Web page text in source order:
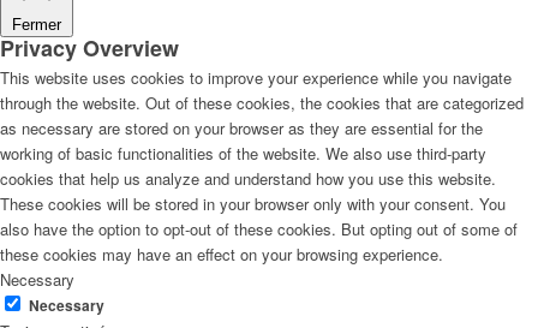
Fermer
Privacy Overview
This website uses cookies to improve your experience while you navigate
through the website. Out of these cookies, the cookies that are categorized
as necessary are stored on your browser as they are essential for the
working of basic functionalities of the website. We also use third-party
cookies that help us analyze and understand how you use this website.
These cookies will be stored in your browser only with your consent. You
also have the option to opt-out of these cookies. But opting out of some of
these cookies may have an effect on your browsing experience.
Necessary
Necessary